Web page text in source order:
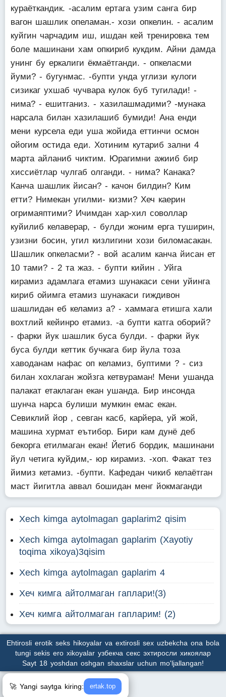
кураёткандик. -асалим ертага узим санга бир
вагон шашлик опеламан.- хози опкелин. - асалим
куйгин чарчадим иш, ишдан кей тренировка тем
боле машинани хам опкириб кукдим. Айни дамда
унинг бу еркалиги ёкмаётганди. - опкеласми
йуми? - бугунмас. -бупти унда углизи кулоги
сизикаг ухшаб чучвара кулок буб тугилади! -
нима? - ешитганиз. - хазилашмадими? -мунака
нарсала билан хазилашиб бумиди! Ана енди
мени курсела еди уша жойида еттинчи осмон
ойогим остида еди. Хотиним кутариб зални 4
марта айланиб чиктим. Юрагимни ажииб бир
хиссиётлар чулгаб олганди. - нима? Канака?
Канча шашлик йисан? - качон билдин? Ким
етти? Нимекан угилми- кизми? Хеч каерин
огримаяптими? Ичимдан хар-хил соволлар
куйилиб келаверар, - булди жоним ерга туширин,
узизни босин, угил кизлигини хози биломасакан.
Шашлик опкеласми? - вой асалим канча йисан ет
10 тами? - 2 та жаз. - бупти кийин . Уйга
кирамиз адамлага етамиз шунакаси сени уйинга
кириб ойимга етамиз шунакаси гиждивон
шашлидан еб келамиз а? - хаммага етишга хали
вохтлий кейинро етамиз. -а бупти катга оборий?
- фарки йук шашлик буса булди. - фарки йук
буса булди кеттик бучкага бир йула тоза
хаводанам нафас оп келамиз, буптими ? - сиз
билан хохлаган жойзга кетвураман! Мени ушанда
палакат етаклаган екан ушанда. Бир инсонда
шунча нарса булиши мумкин емас екан.
Севиклий йор , севган касб, карйера, уй жой,
машина хурмат еътибор. Бири кам дунё деб
бекорга етилмаган екан! Йетиб бордик, машинани
йул четига куйдим,- юр кирамиз. -хоп. Факат тез
йимиз кетамиз. -бупти. Кафедан чикиб келаётган
маст йигитла аввал бошидан менг йокмаганди
Xech kimga aytolmagan gaplarim2 qisim
Xech kimga aytolmagan gaplarim (Xayotiy
toqima xikoya)3qisim
Xech kimga aytolmagan gaplarim 4
Хеч кимга айтолмаган гаплари!(3)
Хеч кимга айтолмаган гапларим! (2)
Ehtirosli erotik seks hikoyalar va extirosli sex uzbekcha ona bola
tungi sekis ero xikoyalar узбекча секс эхтиросли хикоялар
Sayt 18 yoshdan oshgan shaxslar uchun mo'ljallangan!
🚀 Yangi saytga kiring: ertak.top